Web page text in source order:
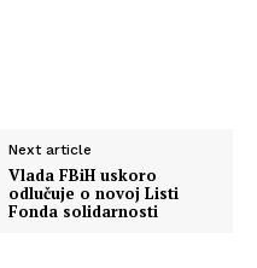
Next article
Vlada FBiH uskoro
odlučuje o novoj Listi
Fonda solidarnosti